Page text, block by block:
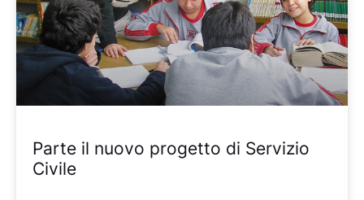
Parte il nuovo progetto di Servizio
Civile